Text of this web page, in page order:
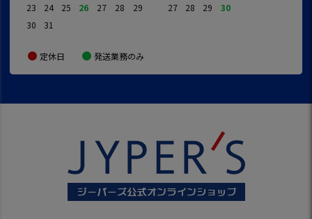
23
24 25 26 27 28
29
30
31
27
28 29 30
定休日 発送業務のみ